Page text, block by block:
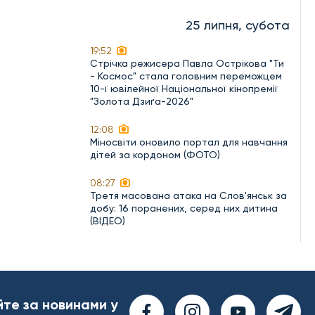
25 липня, субота
19:52
Стрічка режисера Павла Острікова "Ти
- Космос" стала головним переможцем
10-ї ювілейної Національної кінопремії
"Золота Дзиґа-2026"
12:08
Міносвіти оновило портал для навчання
дітей за кордоном (ФОТО)
08:27
Третя масована атака на Слов'янськ за
добу: 16 поранених, серед них дитина
(ВІДЕО)
за новинами у